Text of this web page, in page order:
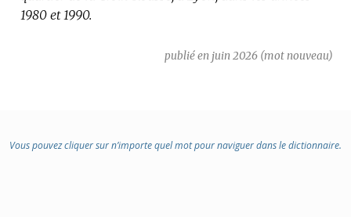
1980 et 1990.
publié en juin 2026 (mot nouveau)
Vous pouvez cliquer sur n’importe quel mot pour naviguer dans le dictionnaire.